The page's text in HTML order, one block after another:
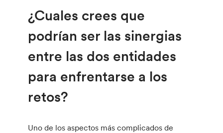
¿Cuales crees que
podrían ser las sinergias
entre las dos entidades
para enfrentarse a los
retos?
Uno de los aspectos más complicados de